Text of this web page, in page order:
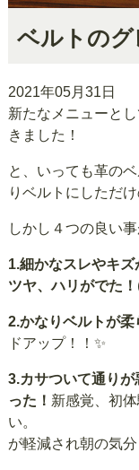
ベルトのグ
2021年05月31日
新たなメニューと
きました！
と、いっても革の
りベルトにしただけ
しかし４つの良い事
1.細かなスレやキ
ツヤ、ハリがでた！
2.かなりベルトが柔
ドアップ！！✨
3.カサついて通り
った！ 新感覚、初
い。 さらに
が軽減され朝の気